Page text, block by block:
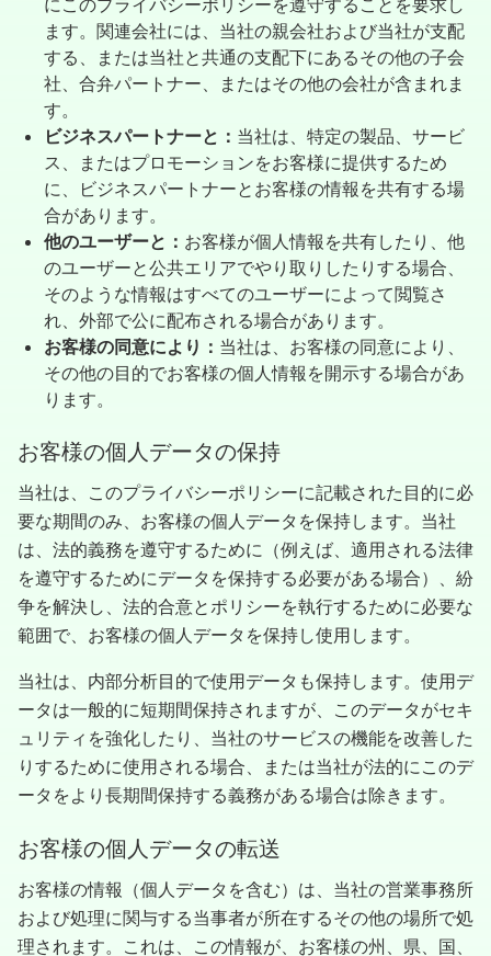
にこのプライバシーポリシーを遵守することを要求し
ます。関連会社には、当社の親会社および当社が支配
する、または当社と共通の支配下にあるその他の子会
社、合弁パートナー、またはその他の会社が含まれま
す。
ビジネスパートナーと： 当社は、特定の製品、サービ
ス、またはプロモーションをお客様に提供するため
に、ビジネスパートナーとお客様の情報を共有する場
合があります。
他のユーザーと： お客様が個人情報を共有したり、他
のユーザーと公共エリアでやり取りしたりする場合、
そのような情報はすべてのユーザーによって閲覧さ
れ、外部で公に配布される場合があります。
お客様の同意により： 当社は、お客様の同意により、
その他の目的でお客様の個人情報を開示する場合があ
ります。
お客様の個人データの保持
当社は、このプライバシーポリシーに記載された目的に必
要な期間のみ、お客様の個人データを保持します。当社
は、法的義務を遵守するために（例えば、適用される法律
を遵守するためにデータを保持する必要がある場合）、紛
争を解決し、法的合意とポリシーを執行するために必要な
範囲で、お客様の個人データを保持し使用します。
当社は、内部分析目的で使用データも保持します。使用デ
ータは一般的に短期間保持されますが、このデータがセキ
ュリティを強化したり、当社のサービスの機能を改善した
りするために使用される場合、または当社が法的にこのデ
ータをより長期間保持する義務がある場合は除きます。
お客様の個人データの転送
お客様の情報（個人データを含む）は、当社の営業事務所
および処理に関与する当事者が所在するその他の場所で処
理されます。これは、この情報が、お客様の州、県、国、